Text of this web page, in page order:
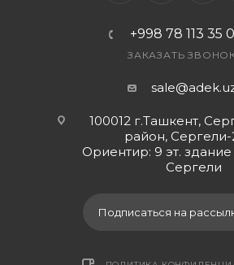
+998 78 113 35
ЗАКАЗАТЬ
100012 г.Ташкент,
район, Сергели-
Ориентир: 9 эт. здание
Сергели
Подписаться на